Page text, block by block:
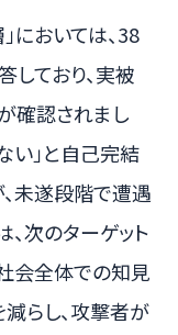
においては、38
しており、実被
確認されまし
い」と自己完結
未遂段階で遭遇
次のターゲット
会全体での知見
らし、攻撃者が